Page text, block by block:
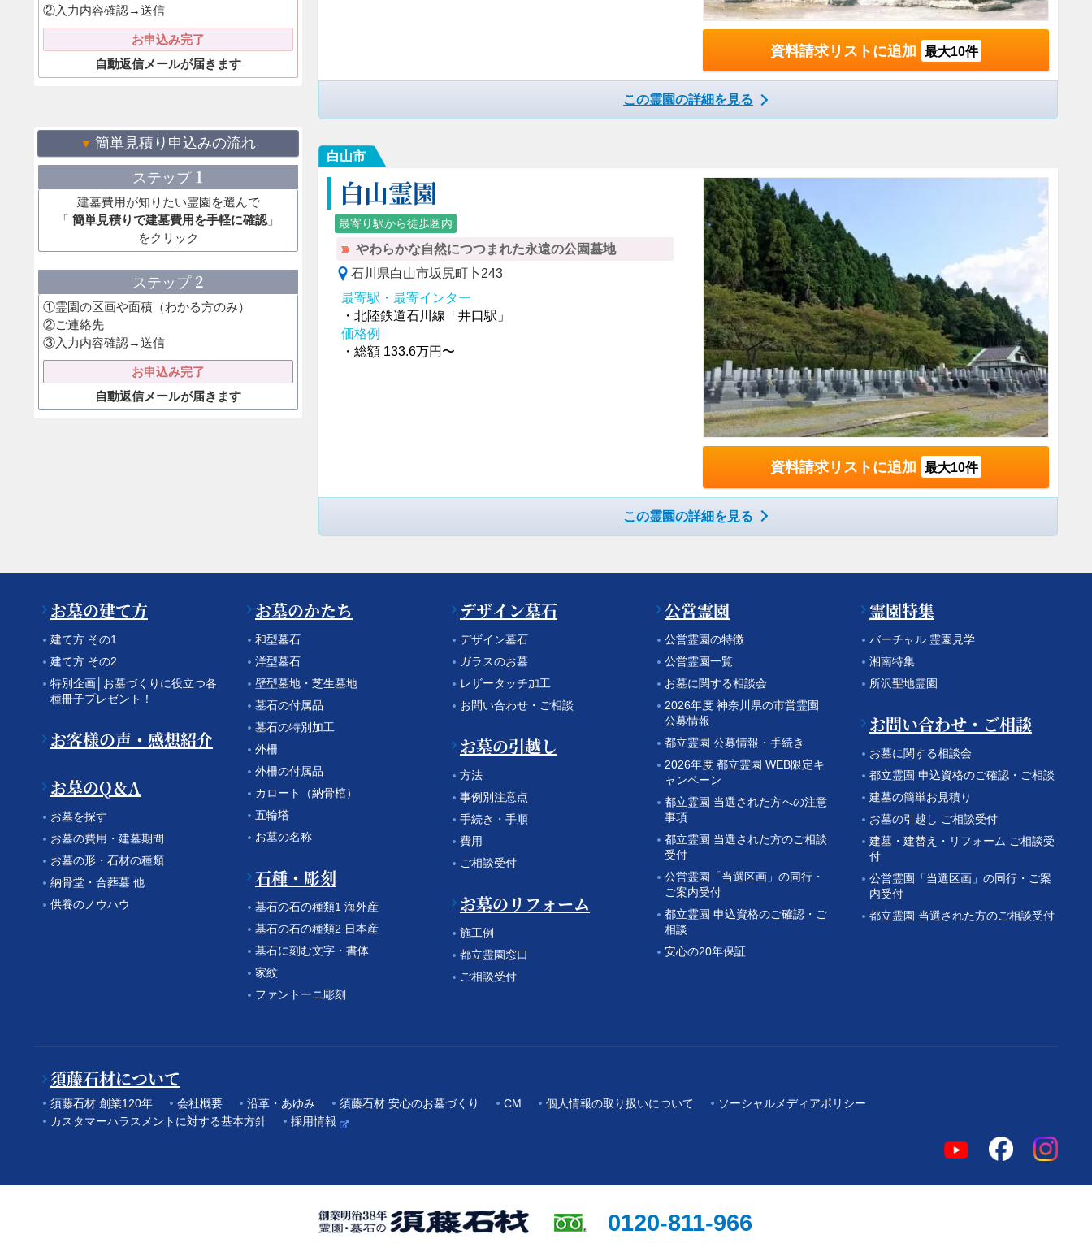
②入力内容確認→送信
お申込み完了
自動返信メールが届きます
簡単見積り申込みの流れ
ステップ 1
建墓費用が知りたい霊園を選んで
「簡単見積りで建墓費用を手軽に確認 」
をクリック
ステップ 2
①霊園の区画や面積（わかる方のみ）
②ご連絡先
③入力内容確認→送信
お申込み完了
自動返信メールが届きます
資料請求リストに追加 最大10件
この霊園の詳細を見る
白山市
白山霊園
最寄り駅から徒歩圏内
やわらかな自然につつまれた永遠の公園墓地
石川県白山市坂尻町卜243
最寄駅・最寄インター
・北陸鉄道石川線「井口駅」
価格例
・総額 133.6万円〜
資料請求リストに追加 最大10件
この霊園の詳細を見る
お墓の建て方
建て方 その1
建て方 その2
特別企画│お墓づくりに役立つ各
種冊子プレゼント！
お客様の声・感想紹介
お墓のQ＆A
お墓を探す
お墓の費用・建墓期間
お墓の形・石材の種類
納骨堂・合葬墓 他
供養のノウハウ
お墓のかたち
和型墓石
洋型墓石
壁型墓地・芝生墓地
墓石の付属品
墓石の特別加工
外柵
外柵の付属品
カロート（納骨棺）
五輪塔
お墓の名称
石種・彫刻
墓石の石の種類1 海外産
墓石の石の種類2 日本産
墓石に刻む文字・書体
家紋
ファントーニ彫刻
デザイン墓石
デザイン墓石
ガラスのお墓
レザータッチ加工
お問い合わせ・ご相談
お墓の引越し
方法
事例別注意点
手続き・手順
費用
ご相談受付
お墓のリフォーム
施工例
都立霊園窓口
ご相談受付
公営霊園
公営霊園の特徴
公営霊園一覧
お墓に関する相談会
2026年度 神奈川県の市営霊園
公募情報
都立霊園 公募情報・手続き
2026年度 都立霊園 WEB限定キ
ャンペーン
都立霊園 当選された方への注意
事項
都立霊園 当選された方のご相談
受付
公営霊園「当選区画」の同行・
ご案内受付
都立霊園 申込資格のご確認・ご
相談
安心の20年保証
霊園特集
バーチャル 霊園見学
湘南特集
所沢聖地霊園
お問い合わせ・ご相談
お墓に関する相談会
都立霊園 申込資格のご確認・ご相談
建墓の簡単お見積り
お墓の引越し ご相談受付
建墓・建替え・リフォーム ご相談受
付
公営霊園「当選区画」の同行・ご案
内受付
都立霊園 当選された方のご相談受付
須藤石材について
須藤石材 創業120年 会社概要 沿革・あゆみ 須藤石材 安心のお墓づくり CM 個人情報の取り扱いについて
ソーシャルメディアポリシー
カスタマーハラスメントに対する基本方針
採用情報
0120-811-966